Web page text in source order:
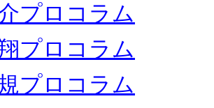
プロコラム
プロコラム
プロコラム